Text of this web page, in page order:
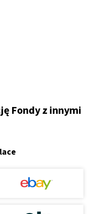
Fondy z innymi